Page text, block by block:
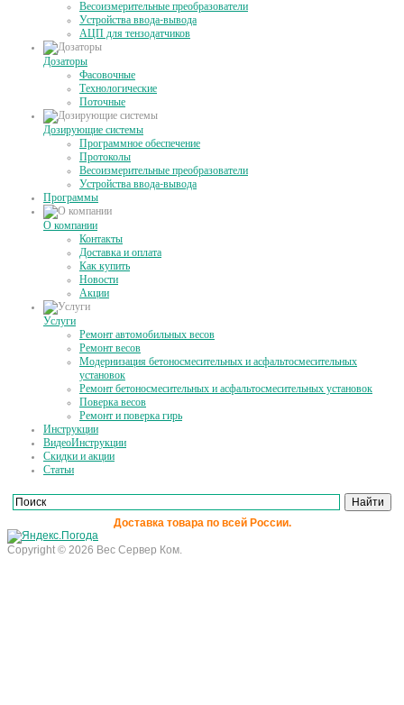
Весоизмерительные преобразователи
Устройства ввода-вывода
АЦП для тензодатчиков
Дозаторы
Фасовочные
Технологические
Поточные
Дозирующие системы
Программное обеспечение
Протоколы
Весоизмерительные преобразователи
Устройства ввода-вывода
Программы
О компании
Контакты
Доставка и оплата
Как купить
Новости
Акции
Услуги
Ремонт автомобильных весов
Ремонт весов
Модернизация бетоносмесительных и асфальтосмесительных
установок
Ремонт бетоносмесительных и асфальтосмесительных установок
Поверка весов
Ремонт и поверка гирь
Инструкции
ВидеоИнструкции
Скидки и акции
Статьи
Доставка товара по всей России.
Copyright © 2026 Вес Сервер Ком.